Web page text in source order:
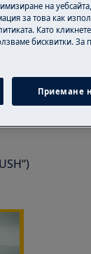
на
за това как
Като
бисквитки.
Приемане